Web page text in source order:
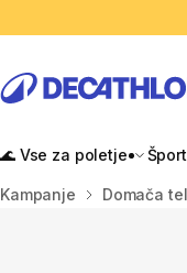
🌊 Vse za poletje
Domov
Kampanje Domača